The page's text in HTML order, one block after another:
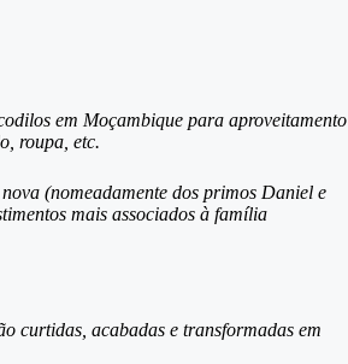
em Moçambique para aproveitamento
roupa, etc.
(nomeadamente dos primos Daniel e
mais associados à família
curtidas, acabadas e transformadas em